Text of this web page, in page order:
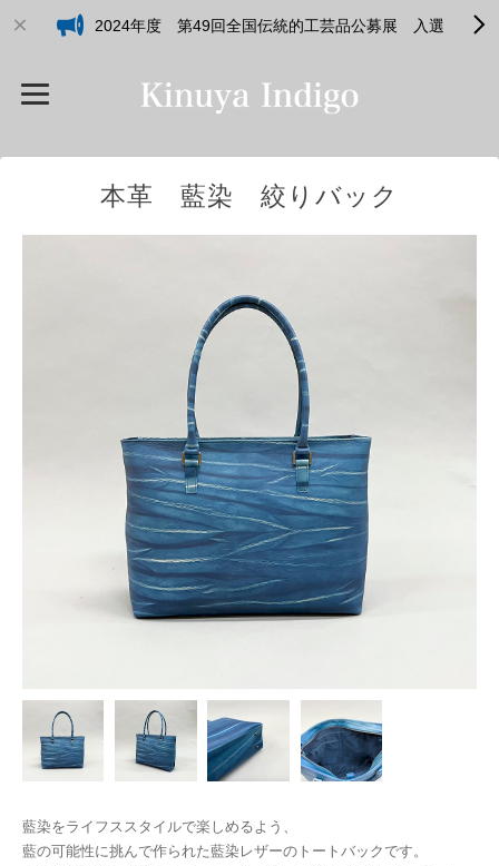
2024年度 第49回全国伝統的工芸品公募展 入選
本革 藍染 絞りバック
藍染をライフススタイルで楽しめるよう、
藍の可能性に挑んで作られた藍染レザーのトートバックです。